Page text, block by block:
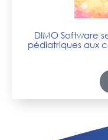
DIMO Software
pédiatriques aux